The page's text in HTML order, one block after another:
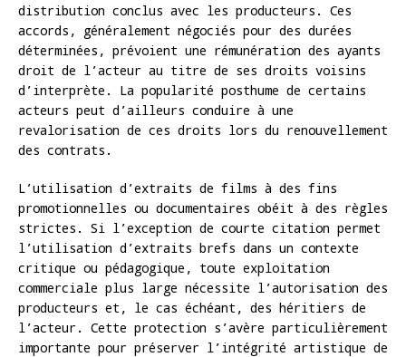
distribution conclus avec les producteurs. Ces
accords, généralement négociés pour des durées
déterminées, prévoient une rémunération des ayants
droit de l’acteur au titre de ses droits voisins
d’interprète. La popularité posthume de certains
acteurs peut d’ailleurs conduire à une
revalorisation de ces droits lors du renouvellement
des contrats.
L’utilisation d’extraits de films à des fins
promotionnelles ou documentaires obéit à des règles
strictes. Si l’exception de courte citation permet
l’utilisation d’extraits brefs dans un contexte
critique ou pédagogique, toute exploitation
commerciale plus large nécessite l’autorisation des
producteurs et, le cas échéant, des héritiers de
l’acteur. Cette protection s’avère particulièrement
importante pour préserver l’intégrité artistique de